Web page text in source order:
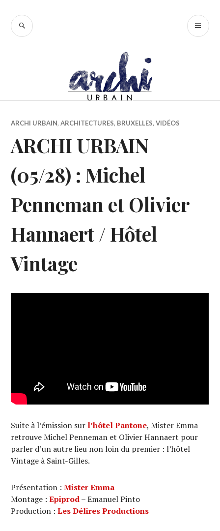
contenu
RECHERCHE
ARCHI URBAIN,ARCHITECTURES, BRUXELLES,VIDÉOS
ARCHI URBAIN
(05/28) : Michel
Penneman et Olivier
Hannaert / Hôtel
Vintage
Suite à l’émission sur l’hôtel Pantone, Mister Emma
retrouve Michel Penneman et Olivier Hannaert pour
parler d’un autre lieu non loin du premier : l’hôtel
Vintage à Saint-Gilles.
Présentation :Mister Emma
Montage :Epiprod– Emanuel Pinto
Production :Les Délires Productions